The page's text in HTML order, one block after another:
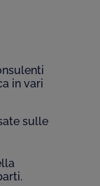
in vari
sulle